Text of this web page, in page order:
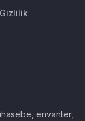
Gizlilik
envanter,